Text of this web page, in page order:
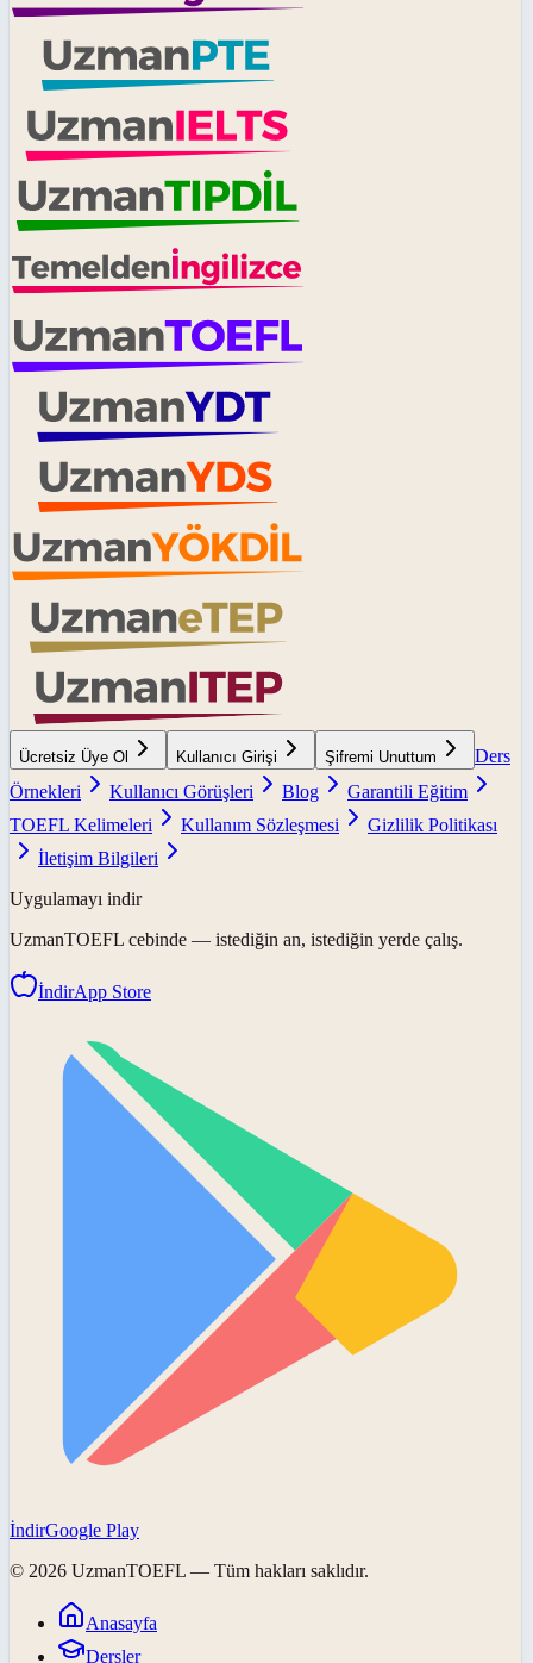
Ücretsiz Üye Ol Kullanıcı Girişi Şifremi Unuttum
Ders
Örnekleri
Kullanıcı Görüşleri Blog
Garantili Eğitim
TOEFL Kelimeleri
Kullanım Sözleşmesi
Gizlilik Politikası
İletişim Bilgileri
Uygulamayı indir
UzmanTOEFL cebinde — istediğin an, istediğin yerde çalış.
İndirApp Store
İndirGoogle Play
© 2026 UzmanTOEFL — Tüm hakları saklıdır.
Anasayfa
Dersler